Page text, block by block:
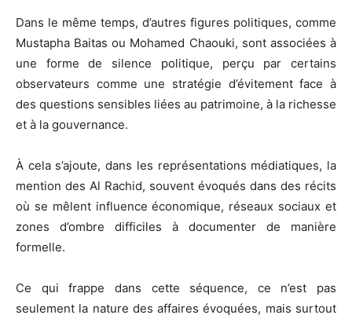
Dans le même temps, d’autres figures politiques, comme
Mustapha Baitas ou Mohamed Chaouki, sont associées à
une forme de silence politique, perçu par certains
observateurs comme une stratégie d’évitement face à
des questions sensibles liées au patrimoine, à la richesse
et à la gouvernance.
À cela s’ajoute, dans les représentations médiatiques, la
mention des Al Rachid, souvent évoqués dans des récits
où se mêlent influence économique, réseaux sociaux et
zones d’ombre difficiles à documenter de manière
formelle.
Ce qui frappe dans cette séquence, ce n’est pas
seulement la nature des affaires évoquées, mais surtout